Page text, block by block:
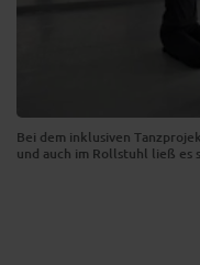
Bei dem inklusiven
und auch im Rollstuhl ließ es